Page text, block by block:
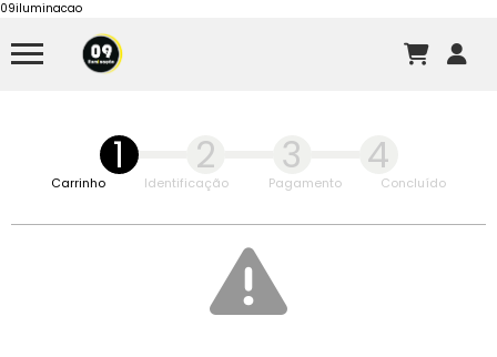
09iluminacao
1 2 3 4
Carrinho Identificação Pagamento Concluído